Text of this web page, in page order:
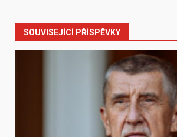
SOUVISEJÍCÍ PŘÍSPĚVKY